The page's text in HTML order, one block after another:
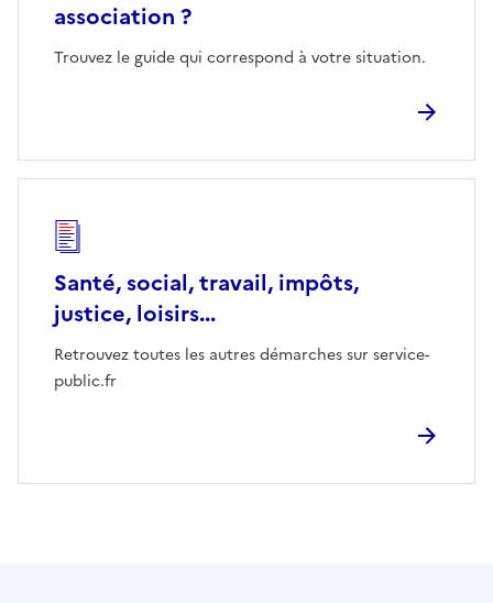
association ?
Trouvez le guide qui correspond à votre situation.
Santé, social, travail, impôts,
justice, loisirs...
Retrouvez toutes les autres démarches sur service-
public.fr